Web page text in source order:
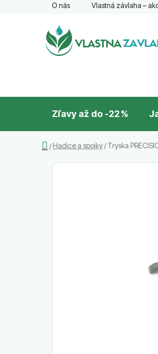
O nás Vlastná závlaha –
Zľavy až do -22 %
Domov
/ Hadice a spojky / Tryska